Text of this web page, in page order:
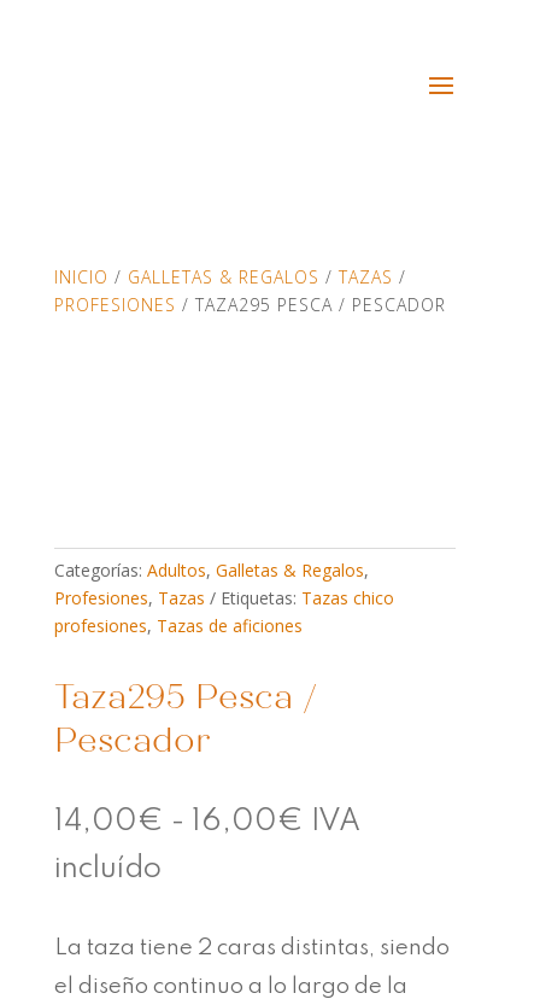
INICIO / GALLETAS & REGALOS /TAZAS /
PROFESIONES / TAZA295 PESCA / PESCADOR
Categorías: Adultos, Galletas & Regalos,
Profesiones, Tazas Etiquetas: Tazas chico
profesiones, Tazas de aficiones
Taza295 Pesca /
Pescador
14,00€ - 16,00€ Rango
desde
IVA
incluído
La taza tiene 2 caras distintas, siendo
el diseño continuo a lo largo de la